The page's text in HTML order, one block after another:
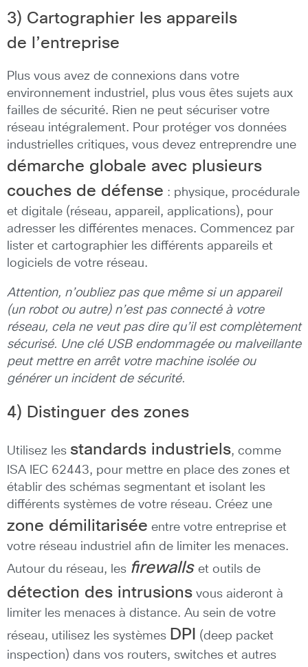
3) Cartographier les appareils
de l’entreprise
Plus vous avez de connexions dans votre
environnement industriel, plus vous êtes sujets aux
failles de sécurité. Rien ne peut sécuriser votre
réseau intégralement. Pour protéger vos données
industrielles critiques, vous devez entreprendre une
démarche globale avec plusieurs
couches de défense : physique, procédurale
et digitale (réseau, appareil, applications), pour
adresser les différentes menaces. Commencez par
lister et cartographier les différents appareils et
logiciels de votre réseau.
Attention, n’oubliez pas que même si un appareil
(un robot ou autre) n’est pas connecté à votre
réseau, cela ne veut pas dire qu’il est complètement
sécurisé. Une clé USB endommagée ou malveillante
peut mettre en arrêt votre machine isolée ou
générer un incident de sécurité.
4) Distinguer des zones
Utilisez les standards industriels, comme
ISA IEC 62443, pour mettre en place des zones et
établir des schémas segmentant et isolant les
différents systèmes de votre réseau. Créez une
zone démilitarisée entre votre entreprise et
votre réseau industriel afin de limiter les menaces.
Autour du réseau, les firewalls et outils de
détection des intrusions vous aideront à
limiter les menaces à distance. Au sein de votre
réseau, utilisez les systèmes DPI
(deep packet
inspection) dans vos routers, switches et autres